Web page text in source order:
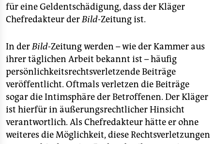
wahrheit
verlag
veranstaltungen
shop
fragen & hilfe
unterstützen
für eine Geldentschädigung, dass der Kläger
Chefredakteur derBild-Zeitung ist.
In derBild-Zeitung werden – wie der Kammer aus
ihrer täglichen Arbeit bekannt ist – häufig
persönlichkeitsrechtsverletzende Beiträge
veröffentlicht. Oftmals verletzen die Beiträge
sogar die Intimsphäre der Betroffenen. Der Kläger
ist hierfür in äußerungsrechtlicher Hinsicht
verantwortlich. Als Chefredakteur hätte er ohne
weiteres die Möglichkeit, diese Rechtsverletzungen